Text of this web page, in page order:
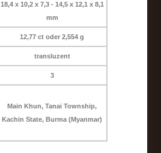
18,4 x 10,2 x 7,3 - 14,5 x 12,1 x 8,1
mm
12,77 ct oder 2,554 g
transluzent
3
Main Khun, Tanai Township,
Kachin State, Burma (Myanmar)